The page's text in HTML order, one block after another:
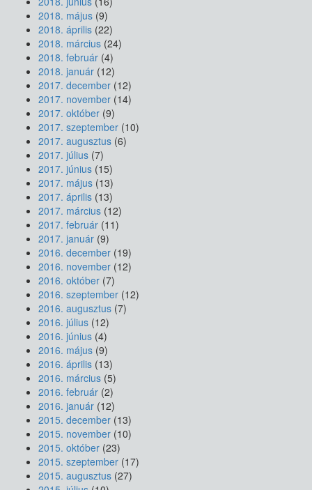
2018. május (9)
2018. április (22)
2018. március (24)
2018. február (4)
2018. január (12)
2017. december (12)
2017. november (14)
2017. október (9)
2017. szeptember (10)
2017. augusztus (6)
2017. július (7)
2017. június (15)
2017. május (13)
2017. április (13)
2017. március (12)
2017. február (11)
2017. január (9)
2016. december (19)
2016. november (12)
2016. október (7)
2016. szeptember (12)
2016. augusztus (7)
2016. július (12)
2016. június (4)
2016. május (9)
2016. április (13)
2016. március (5)
2016. február (2)
2016. január (12)
2015. december (13)
2015. november (10)
2015. október (23)
2015. szeptember (17)
2015. augusztus (27)